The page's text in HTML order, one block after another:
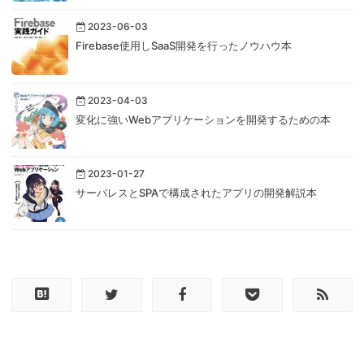
2023-06-03
Firebase使用しSaaS開発を行ったノウハウ本
2023-04-03
変化に強いWebアプリケーションを開発するための本
2023-01-27
サーバレスとSPAで構成されたアプリの開発解説本